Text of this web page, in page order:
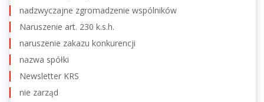
nadzwyczajne zgromadzenie wspólników
Naruszenie art. 230 k.s.h.
naruszenie zakazu konkurencji
nazwa spółki
Newsletter KRS
nie zarząd